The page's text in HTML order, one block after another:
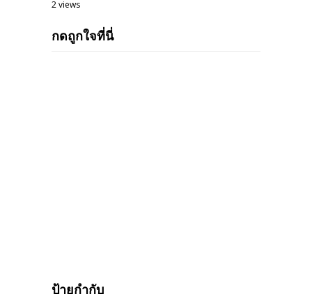
2 views
กดถูกใจที่นี่
ป้ายกำกับ